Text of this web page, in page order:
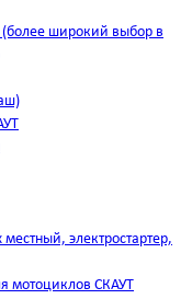
широкий выбор в
электростартер,
мотоциклов СКАУТ